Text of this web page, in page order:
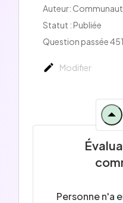
Auteur:
Statut : Publiée
Question passée
Modifier
Personne n'a